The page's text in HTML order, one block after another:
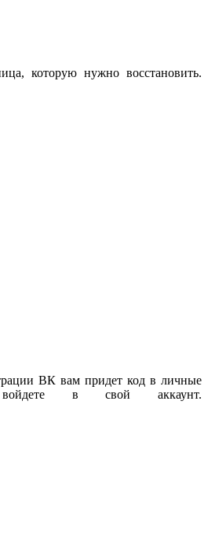
которую нужно восстановить.
ВК вам придет код в личные
в свой аккаунт.